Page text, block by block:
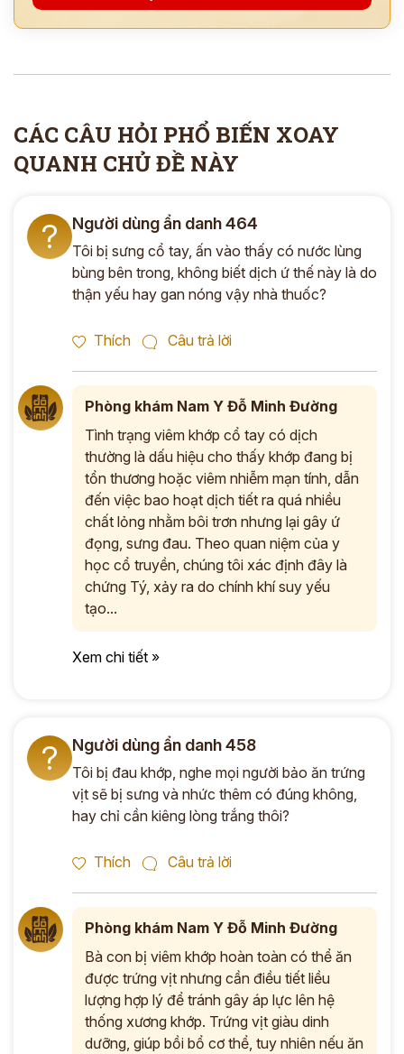
CÁC CÂU HỎI PHỔ BIẾN XOAY
QUANH CHỦ ĐỀ NÀY
? Người dùng ẩn danh 464
Tôi bị sưng cổ tay, ấn vào thấy có nước lùng
bùng bên trong, không biết dịch ứ thế này là do
thận yếu hay gan nóng vậy nhà thuốc?
Thích Câu trả lời
Phòng khám Nam Y Đỗ Minh Đường
Tình trạng viêm khớp cổ tay có dịch
thường là dấu hiệu cho thấy khớp đang bị
tổn thương hoặc viêm nhiễm mạn tính, dẫn
đến việc bao hoạt dịch tiết ra quá nhiều
chất lỏng nhằm bôi trơn nhưng lại gây ứ
đọng, sưng đau. Theo quan niệm của y
học cổ truyền, chúng tôi xác định đây là
chứng Tý, xảy ra do chính khí suy yếu
tạo...
Xem chi tiết »
? Người dùng ẩn danh 458
Tôi bị đau khớp, nghe mọi người bảo ăn trứng
vịt sẽ bị sưng và nhức thêm có đúng không,
hay chỉ cần kiêng lòng trắng thôi?
Thích Câu trả lời
Phòng khám Nam Y Đỗ Minh Đường
Bà con bị viêm khớp hoàn toàn có thể ăn
được trứng vịt nhưng cần điều tiết liều
lượng hợp lý để tránh gây áp lực lên hệ
thống xương khớp. Trứng vịt giàu dinh
dưỡng, giúp bồi bổ cơ thể, tuy nhiên nếu ăn
ĐĂNG KÝ ĐẾN KHÁM TRỰC TIẾP
Thông tin của bạn được bảo mật và chỉ sử dụng cho mục đích tư vấn.